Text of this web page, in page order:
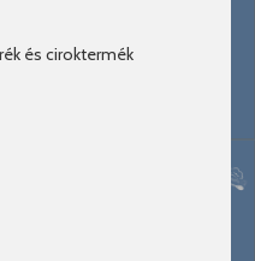
és ciroktermék